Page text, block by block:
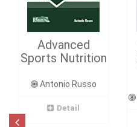
Advanced
Sports Nutrition
Antonio Russo
Detail